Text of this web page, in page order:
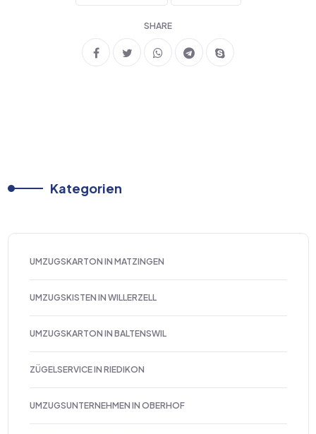
SHARE
Kategorien
UMZUGSKARTON IN MATZINGEN
UMZUGSKISTEN IN WILLERZELL
UMZUGSKARTON IN BALTENSWIL
ZÜGELSERVICE IN RIEDIKON
UMZUGSUNTERNEHMEN IN OBERHOF